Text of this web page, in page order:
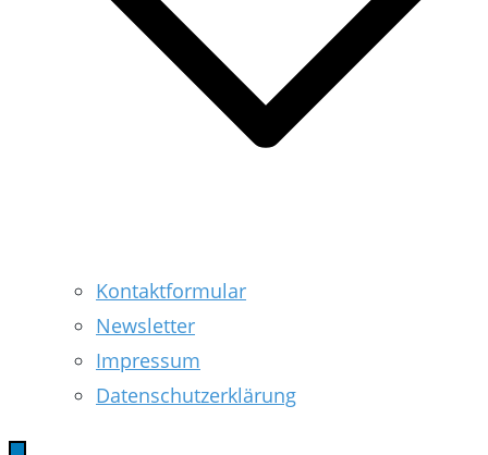
Kontaktformular
Newsletter
Impressum
Datenschutzerklärung